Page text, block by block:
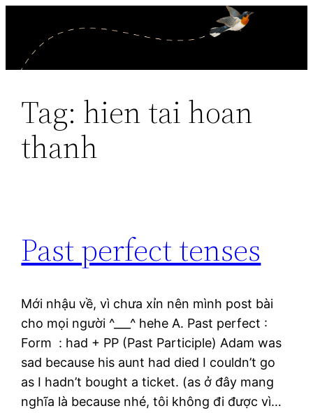
content
Tag: hien tai hoan
thanh
Past perfect tenses
Mới nhậu về, vì chưa xỉn nên mình post bài
cho mọi người ^___^ hehe A. Past perfect :
Form : had + PP (Past Participle) Adam was
sad because his aunt had died I couldn’t go
as I hadn’t bought a ticket. (as ở đây mang
nghĩa là because nhé, tôi không đi được vì…